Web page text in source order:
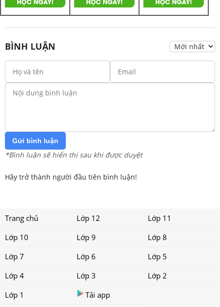
BÌNH LUẬN
Gửi bình luận
*Bình luận sẽ hiển thị sau khi được duyệt
Hãy trở thành người đầu tiên bình luận!
Trang chủ Lớp 12
Lớp 11
Lớp 10
Lớp 9
Lớp 8
Lớp 7
Lớp 6
Lớp 5
Lớp 4
Lớp 3
Lớp 2
Lớp 1
Tải app